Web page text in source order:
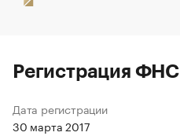
Регистрация ФНС
Дата регистрации
30 марта 2017